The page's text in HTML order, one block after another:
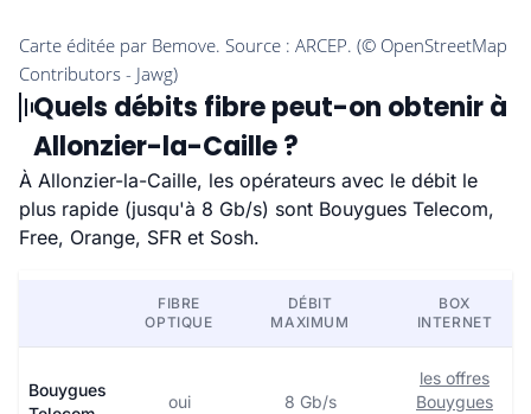
Quels débits fibre peut-on obtenir à
Allonzier-la-Caille ?
À Allonzier-la-Caille, les opérateurs avec le débit le
plus rapide (jusqu'à 8 Gb/s) sont Bouygues Telecom,
Free, Orange, SFR et Sosh.
FIBRE
OPTIQUE
DÉBIT
MAXIMUM
BOX
INTERNET
Bouygues
oui 8 Gb/s
les offres
Bouygues